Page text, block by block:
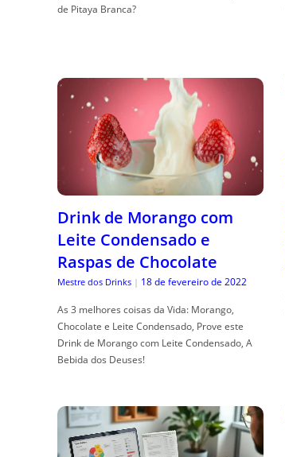
de Pitaya Branca?
Drink de Morango com
Leite Condensado e
Raspas de Chocolate
Mestre dos Drinks | 18 de fevereiro de 2022
As 3 melhores coisas da Vida: Morango,
Chocolate e Leite Condensado, Prove este
Drink de Morango com Leite Condensado, A
Bebida dos Deuses!